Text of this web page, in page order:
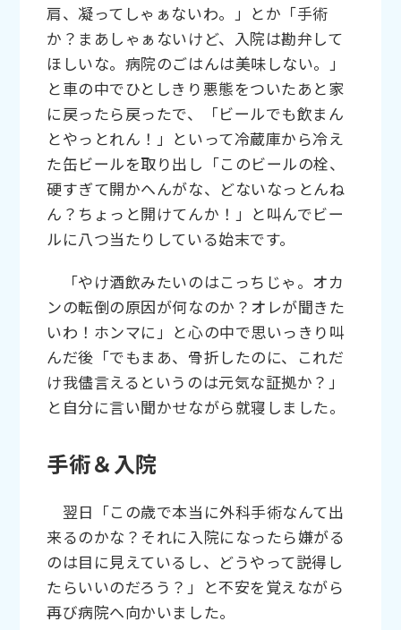
肩、凝ってしゃぁないわ。」とか「手術
か？まあしゃぁないけど、入院は勘弁して
ほしいな。病院のごはんは美味しない。」
と車の中でひとしきり悪態をついたあと家
に戻ったら戻ったで、「ビールでも飲まん
とやっとれん！」といって冷蔵庫から冷え
た缶ビールを取り出し「このビールの栓、
硬すぎて開かへんがな、どないなっとんね
ん？ちょっと開けてんか！」と叫んでビー
ルに八つ当たりしている始末です。
「やけ酒飲みたいのはこっちじゃ。オカ
ンの転倒の原因が何なのか？オレが聞きた
いわ！ホンマに」と心の中で思いっきり叫
んだ後「でもまあ、骨折したのに、これだ
け我儘言えるというのは元気な証拠か？」
と自分に言い聞かせながら就寝しました。
手術＆入院
翌日「この歳で本当に外科手術なんて出
来るのかな？それに入院になったら嫌がる
のは目に見えているし、どうやって説得し
たらいいのだろう？」と不安を覚えながら
再び病院へ向かいました。